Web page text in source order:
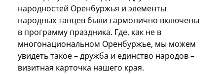
народностей Оренбуржья и элементы
народных танцев были гармонично включены
в программу праздника. Где, как не в
многонациональном Оренбуржье, мы можем
увидеть такое – дружба и единство народов –
визитная карточка нашего края.